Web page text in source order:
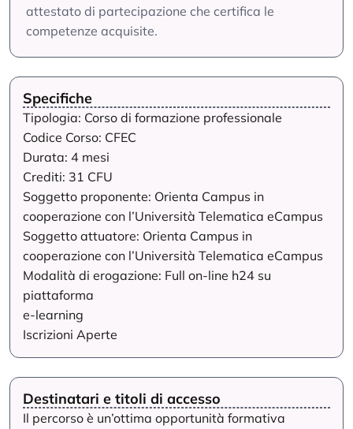
attestato di partecipazione che certifica le
competenze acquisite.
Specifiche
Tipologia: Corso di formazione professionale
Codice Corso: CFEC
Durata: 4 mesi
Crediti: 31 CFU
Soggetto proponente: Orienta Campus in
cooperazione con l’Università Telematica eCampus
Soggetto attuatore: Orienta Campus in
cooperazione con l’Università Telematica eCampus
Modalità di erogazione: Full on-line h24 su
piattaforma
e-learning
Iscrizioni Aperte
Destinatari e titoli di accesso
Il percorso è un’ottima opportunità formativa